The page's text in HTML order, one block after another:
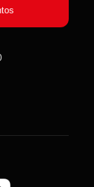
para tirar
produtos,